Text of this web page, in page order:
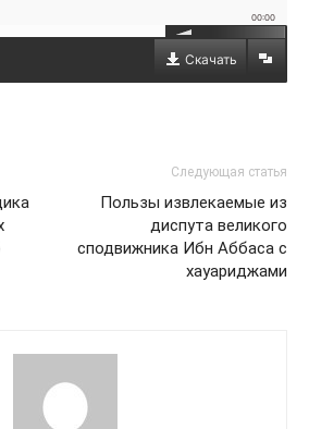
00:00
Скачать
Следующая статья
Пользы извлекаемые из
диспута великого
сподвижника Ибн Аббаса с
хауариджами